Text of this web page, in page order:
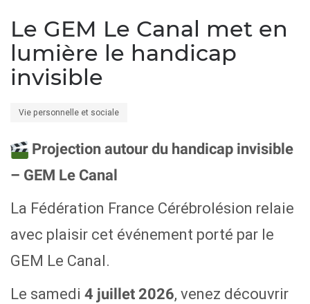
Le GEM Le Canal met en
lumière le handicap
invisible
Vie personnelle et sociale
Projection autour du handicap invisible
– GEM Le Canal
La Fédération France Cérébrolésion relaie
avec plaisir cet événement porté par le
GEM Le Canal.
Le samedi 4 juillet 2026, venez découvrir